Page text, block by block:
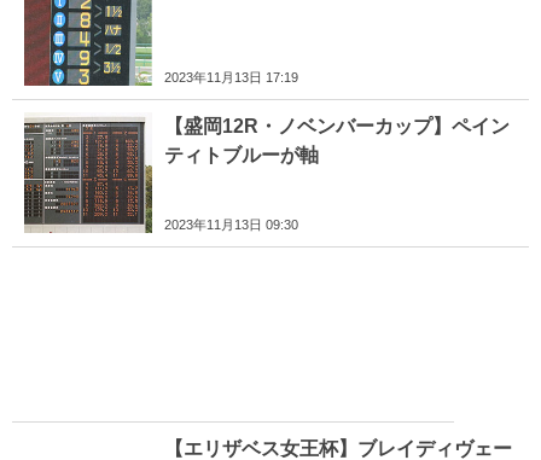
2023年11月13日 17:19
【盛岡12R・ノベンバーカップ】ペイン
ティトブルーが軸
2023年11月13日 09:30
【エリザベス女王杯】ブレイディヴェー